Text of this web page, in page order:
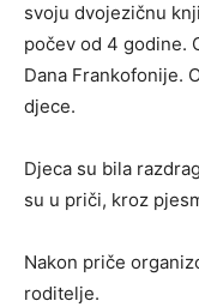
svoju dvojezičnu
počev od 4 godine.
Dana Frankofonije.
djece.
Djeca su bila
su u priči, kroz
Nakon priče
roditelje.